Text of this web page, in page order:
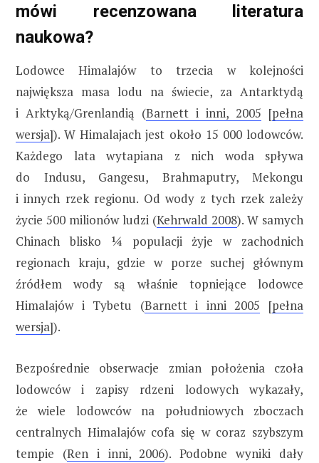
mówi recenzowana literatura
naukowa?
Lodowce Himalajów to trzecia w kolejności
największa masa lodu na świecie, za Antarktydą
i Arktyką/Grenlandią (Barnett i inni, 2005 [pełna
wersja]). W Himalajach jest około 15 000 lodowców.
Każdego lata wytapiana z nich woda spływa
do Indusu, Gangesu, Brahmaputry, Mekongu
i innych rzek regionu. Od wody z tych rzek zależy
życie 500 milionów ludzi (Kehrwald 2008). W samych
Chinach blisko ¼ populacji żyje w zachodnich
regionach kraju, gdzie w porze suchej głównym
źródłem wody są właśnie topniejące lodowce
Himalajów i Tybetu (Barnett i inni 2005 [pełna
wersja]).
Bezpośrednie obserwacje zmian położenia czoła
lodowców i zapisy rdzeni lodowych wykazały,
że wiele lodowców na południowych zboczach
centralnych Himalajów cofa się w coraz szybszym
tempie (Ren i inni, 2006). Podobne wyniki dały